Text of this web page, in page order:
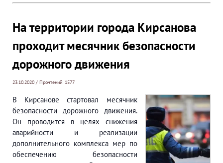
На территории города Кирсанова
проходит месячник безопасности
дорожного движения
23.10.2020 / Прочтений: 1577
В Кирсанове стартовал месячник
безопасности дорожного движения.
Он проводится в целях снижения
аварийности и реализации
дополнительного комплекса мер по
обеспечению безопасности